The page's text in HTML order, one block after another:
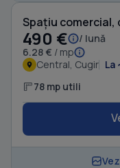
Spațiu comercial,
490 €
/ lună
6.28 € / mp
Central, Cugir La
78 mp utili